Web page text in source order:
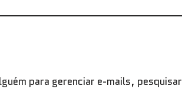
para gerenciar e-mails, pesquisar